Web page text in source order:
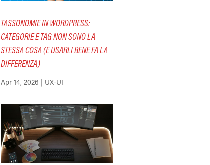
TASSONOMIE IN WORDPRESS:
CATEGORIE E TAG NON SONO LA
STESSA COSA (E USARLI BENE FA LA
DIFFERENZA)
Apr 14, 2026 | UX-UI